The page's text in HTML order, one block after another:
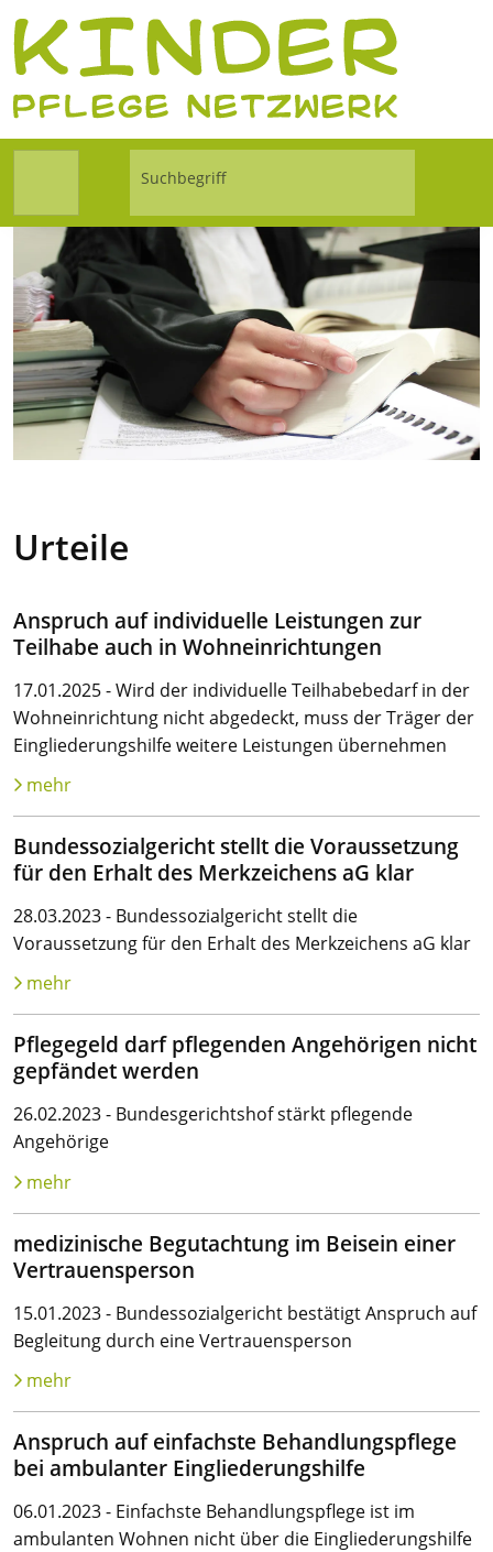
Urteile
Anspruch auf individuelle Leistungen zur
Teilhabe auch in Wohneinrichtungen
17.01.2025 - Wird der individuelle Teilhabebedarf in der
Wohneinrichtung nicht abgedeckt, muss der Träger der
Eingliederungshilfe weitere Leistungen übernehmen
mehr
Bundessozialgericht stellt die Voraussetzung
für den Erhalt des Merkzeichens aG klar
28.03.2023 - Bundessozialgericht stellt die
Voraussetzung für den Erhalt des Merkzeichens aG klar
mehr
Pflegegeld darf pflegenden Angehörigen nicht
gepfändet werden
26.02.2023 - Bundesgerichtshof stärkt pflegende
Angehörige
mehr
medizinische Begutachtung im Beisein einer
Vertrauensperson
15.01.2023 - Bundessozialgericht bestätigt Anspruch auf
Begleitung durch eine Vertrauensperson
mehr
Anspruch auf einfachste Behandlungspflege
bei ambulanter Eingliederungshilfe
06.01.2023 - Einfachste Behandlungspflege ist im
ambulanten Wohnen nicht über die Eingliederungshilfe